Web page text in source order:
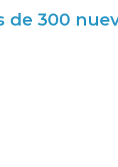
de 300